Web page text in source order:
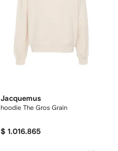
Jacquemus
hoodie The Gros Grain
$ 1.016.865